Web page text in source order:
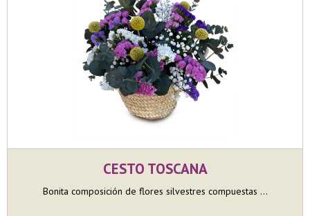
CESTO TOSCANA
Bonita composición de flores silvestres compuestas ...